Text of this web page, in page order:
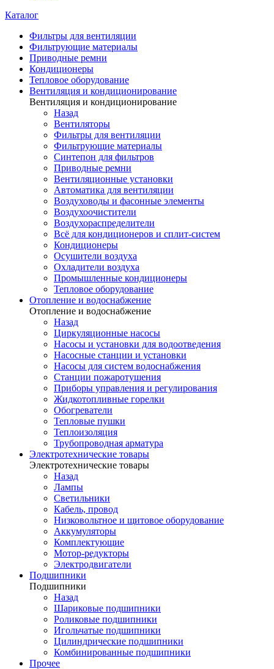
Каталог
Фильтры для вентиляции
Фильтрующие материалы
Приводные ремни
Кондиционеры
Тепловое оборудование
Вентиляция и кондиционирование
Вентиляция и кондиционирование
Назад
Вентиляторы
Фильтры для вентиляции
Фильтрующие материалы
Синтепон для фильтров
Приводные ремни
Вентиляционные установки
Автоматика для вентиляции
Воздуховоды и фасонные элементы
Воздухоочистители
Воздухораспределители
Всё для кондиционеров и сплит-систем
Кондиционеры
Осушители воздуха
Охладители воздуха
Промышленные кондиционеры
Тепловое оборудование
Отопление и водоснабжение
Отопление и водоснабжение
Назад
Циркуляционные насосы
Насосы и установки для водоотведения
Насосные станции и установки
Насосы для систем водоснабжения
Станции пожаротушения
Приборы управления и регулирования
Жидкотопливные горелки
Обогреватели
Тепловые пушки
Теплоизоляция
Трубопроводная арматура
Электротехнические товары
Электротехнические товары
Назад
Лампы
Светильники
Кабель, провод
Низковольтное и щитовое оборудование
Аккумуляторы
Комплектующие
Мотор-редукторы
Электродвигатели
Подшипники
Подшипники
Назад
Шариковые подшипники
Роликовые подшипники
Игольчатые подшипники
Цилиндрические подшипники
Комбинированные подшипники
Прочее